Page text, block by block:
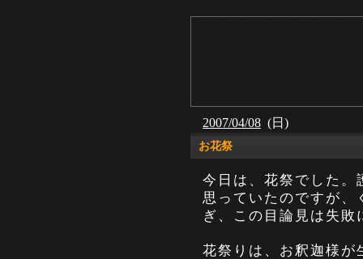
2007/04/08 (日)
お花祭
今日は、花祭でした。
思っていたのですが、
ぎ、この目論見は失敗
花祭りは、お釈迦様が